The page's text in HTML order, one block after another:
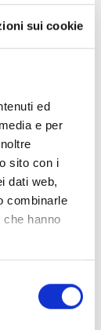
sui cookie
ed
e per
sito con i
dati web,
combinarle
hanno
múltiples